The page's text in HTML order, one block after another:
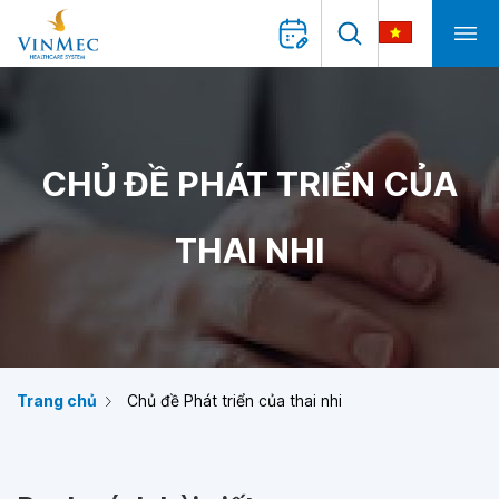
CHỦ ĐỀ PHÁT TRIỂN CỦA
THAI NHI
Trang chủ Chủ đề Phát triển của thai nhi